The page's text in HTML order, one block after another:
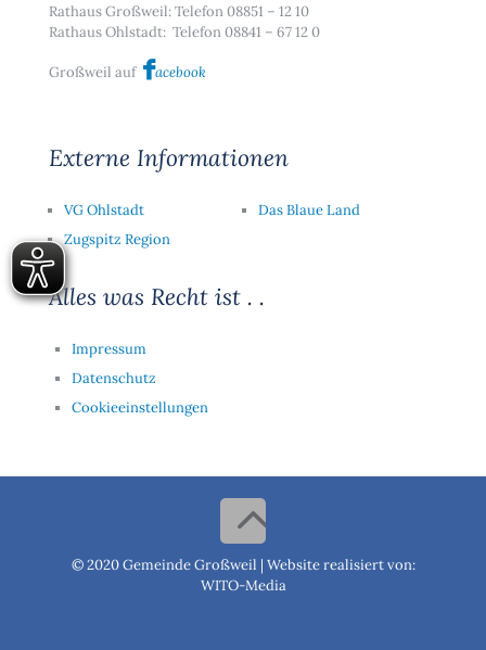
Rathaus Großweil: Telefon 08851 – 12 10
Rathaus Ohlstadt: Telefon 08841 – 67 12 0
Großweil auf acebook
Externe Informationen
VG Ohlstadt
Zugspitz Region
Das Blaue Land
Alles was Recht ist . .
Impressum
Datenschutz
Cookieeinstellungen
© 2020 Gemeinde Großweil | Website realisiert von:
WITO-Media